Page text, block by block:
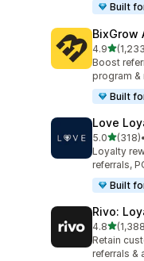
Built
BixGrow
4.9별 5개
총 리뷰
Boost
program &
Built
Love
5.0별 5개
(318)
총 리뷰 •
Loyalty
referrals,
Built
Rivo:
4.8별 5개
총 리뷰
Retain
referrals &